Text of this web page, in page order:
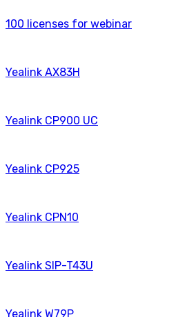
100 licenses for webinаr
Yealink AX83H
Yealink CP900 UC
Yealink CP925
Yealink CPN10
Yealink SIP-T43U
Yealink W79P